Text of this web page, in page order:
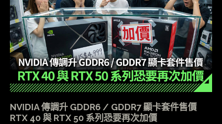
NVIDIA 傳調升 GDDR6 / GDDR7 顯卡套件售價
RTX 40 與 RTX 50 系列恐要再次加價